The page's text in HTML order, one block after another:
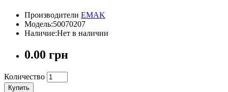
Производители EMAK
Модель:50070207
Наличие:Нет в наличии
0.00 грн
Количество
Купить